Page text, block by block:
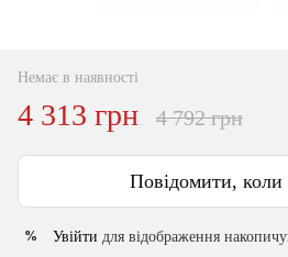
Немає в наявності
4 313 грн 4 792 грн
Повідомити, коли
% Увійти для відображення